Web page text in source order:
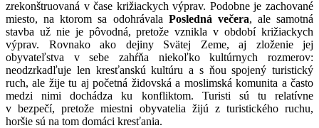
zrekonštruovaná v čase križiackych výprav. Podobne je zachované
miesto, na ktorom sa odohrávala Posledná večera, ale samotná
stavba už nie je pôvodná, pretože vznikla v období križiackych
výprav. Rovnako ako dejiny Svätej Zeme, aj zloženie jej
obyvateľstva v sebe zahŕňa niekoľko kultúrnych rozmerov:
neodzrkadľuje len kresťanskú kultúru a s ňou spojený turistický
ruch, ale žije tu aj početná židovská a moslimská komunita a často
medzi nimi dochádza ku konfliktom. Turisti sú tu relatívne
v bezpečí, pretože miestni obyvatelia žijú z turistického ruchu,
horšie sú na tom domáci kresťania.